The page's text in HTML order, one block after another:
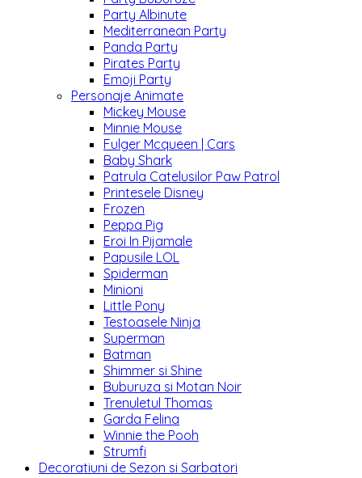
Party Albinute
Mediterranean Party
Panda Party
Pirates Party
Emoji Party
Personaje Animate
Mickey Mouse
Minnie Mouse
Fulger Mcqueen | Cars
Baby Shark
Patrula Catelusilor Paw Patrol
Printesele Disney
Frozen
Peppa Pig
Eroi In Pijamale
Papusile LOL
Spiderman
Minioni
Little Pony
Testoasele Ninja
Superman
Batman
Shimmer si Shine
Buburuza si Motan Noir
Trenuletul Thomas
Garda Felina
Winnie the Pooh
Strumfi
Decoratiuni de Sezon si Sarbatori